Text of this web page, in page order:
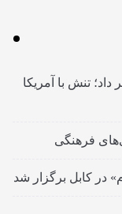
تنش با آمریکا
فرهنگی
در کابل برگزار شد